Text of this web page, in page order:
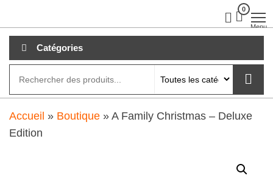
au
contenu
0
Menu
Catégories
Accueil » Boutique » A Family Christmas – Deluxe
Edition